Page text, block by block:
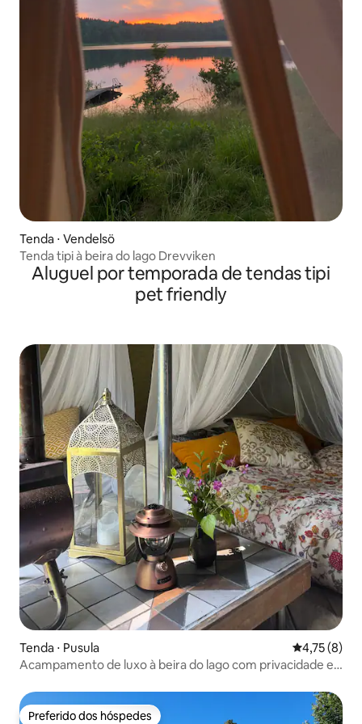
Tenda ⋅ Vendelsö
Tenda tipi à beira do lago Drevviken
Aluguel por temporada de tendas tipi
pet friendly
Tenda ⋅ Pusula 4,75 de
4,75 (8)
Acampamento de luxo à beira do lago com privacidade e
Preferido dos hóspedes